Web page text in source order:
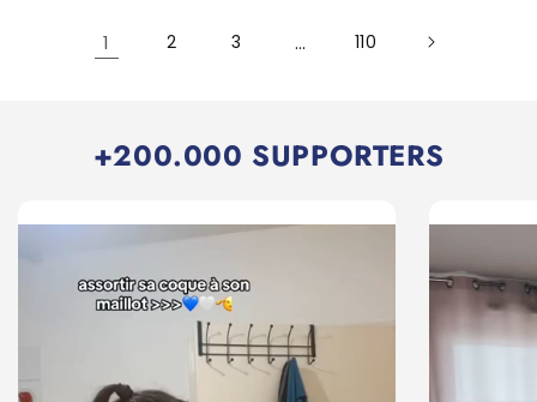
1 2 3 … 110
+200.000 SUPPORTERS